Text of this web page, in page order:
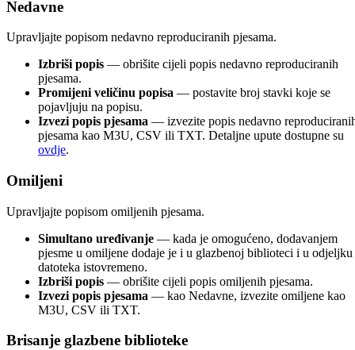
Nedavne
Upravljajte popisom nedavno reproduciranih pjesama.
Izbriši popis — obrišite cijeli popis nedavno reproduciranih
pjesama.
Promijeni veličinu popisa — postavite broj stavki koje se
pojavljuju na popisu.
Izvezi popis pjesama — izvezite popis nedavno
pjesama kao M3U, CSV ili TXT. Detaljne upute dostupne su
ovdje.
Omiljeni
Upravljajte popisom omiljenih pjesama.
Simultano uređivanje — kada je omogućeno, dodavanjem
pjesme u omiljene dodaje je i u glazbenoj biblioteci i u odjeljku
datoteka istovremeno.
Izbriši popis — obrišite cijeli popis omiljenih pjesama.
Izvezi popis pjesama — kao Nedavne, izvezite omiljene kao
M3U, CSV ili TXT.
Brisanje glazbene biblioteke